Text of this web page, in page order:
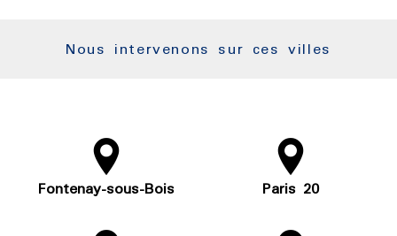
Nous intervenons sur ces villes
Fontenay-sous-Bois Paris 20